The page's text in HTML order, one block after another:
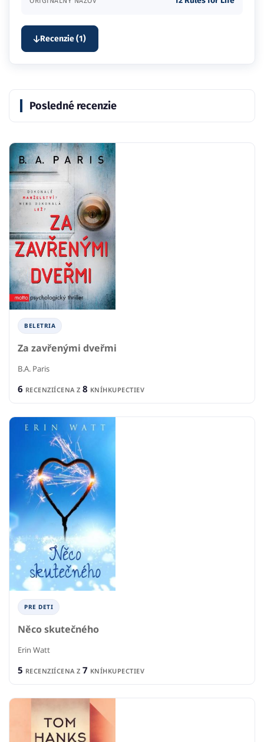
Recenzie (1)
Posledné recenzie
BELETRIA
Za zavřenými dveřmi
B.A. Paris
6 RECENZIÍCENA Z 8 KNÍHKUPECTIEV
PRE DETI
Něco skutečného
Erin Watt
5 RECENZIÍCENA Z 7 KNÍHKUPECTIEV